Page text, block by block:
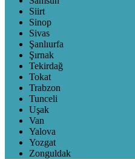
Siirt
Sinop
Sivas
Şanlıurfa
Şırnak
Tekirdağ
Tokat
Trabzon
Tunceli
Uşak
Van
Yalova
Yozgat
Zonguldak